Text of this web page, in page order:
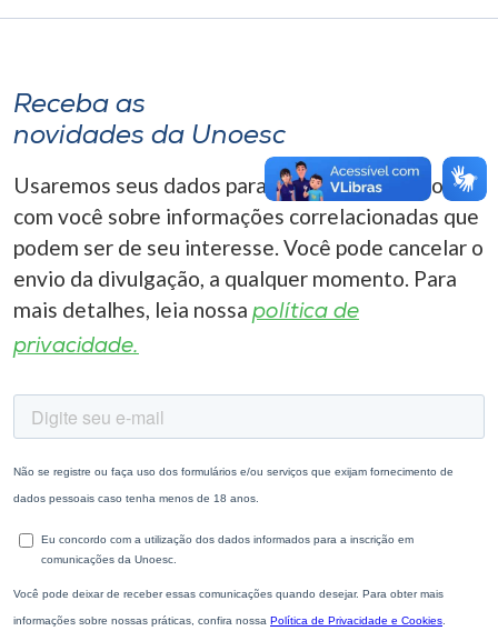
Receba as
novidades da Unoesc
Usaremos seus dados para entrar em contato
com você sobre informações correlacionadas que
podem ser de seu interesse. Você pode cancelar o
envio da divulgação, a qualquer momento. Para
mais detalhes, leia nossa política de
privacidade.